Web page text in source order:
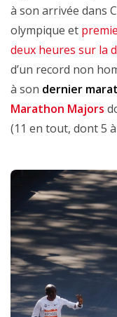
à son arrivée dans
olympique et
deux heures sur la
d’un record non
à son dernier
Marathon Majors
(11 en tout, dont 5